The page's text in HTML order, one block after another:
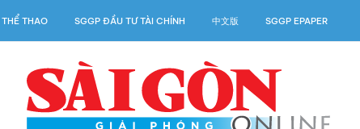
THAO SGGP ĐẦU TƯ TÀI CHÍNH 中文版 SGGP EPAPER